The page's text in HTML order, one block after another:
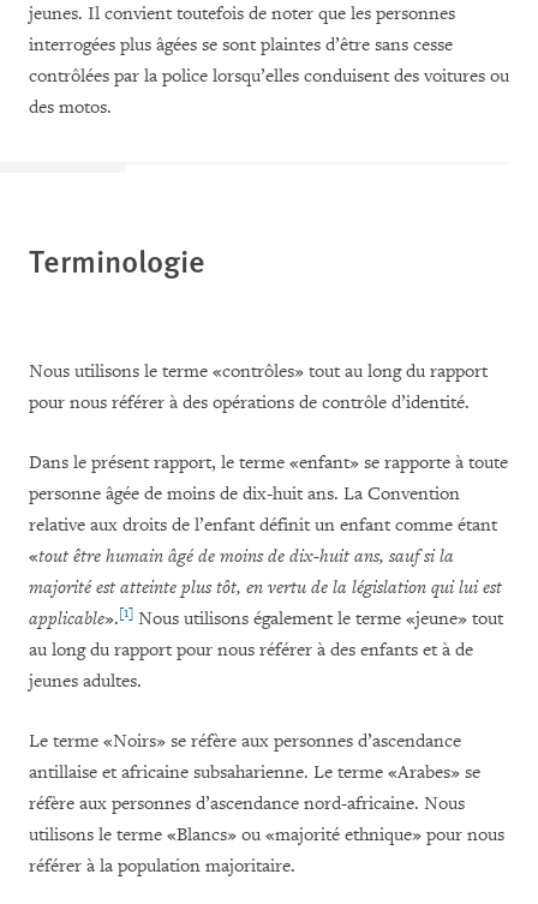
jeunes. Il convient toutefois de noter que les personnes
interrogées plus âgées se sont plaintes d’être sans cesse
contrôlées par la police lorsqu’elles conduisent des voitures ou
des motos.
Terminologie
Nous utilisons le terme «contrôles» tout au long du rapport
pour nous référer à des opérations de contrôle d’identité.
Dans le présent rapport, le terme «enfant» se rapporte à toute
personne âgée de moins de dix-huit ans. La Convention
relative aux droits de l’enfant définit un enfant comme étant
«tout être humain âgé de moins de dix-huit ans, sauf si la
majorité est atteinte plus tôt, en vertu de la législation qui lui est
applicable».[1] Nous utilisons également le terme «jeune» tout
au long du rapport pour nous référer à des enfants et à de
jeunes adultes.
Le terme «Noirs» se réfère aux personnes d’ascendance
antillaise et africaine subsaharienne. Le terme «Arabes» se
réfère aux personnes d’ascendance nord-africaine. Nous
utilisons le terme «Blancs» ou «majorité ethnique» pour nous
référer à la population majoritaire.